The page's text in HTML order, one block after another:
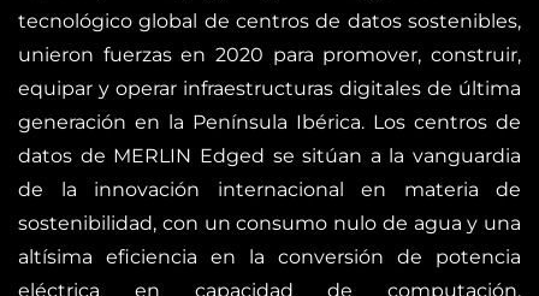
tecnológico global de centros de datos sostenibles,
unieron fuerzas en 2020 para promover, construir,
equipar y operar infraestructuras digitales de última
generación en la Península Ibérica. Los centros de
datos de MERLIN Edged se sitúan a la vanguardia
de la innovación internacional en materia de
sostenibilidad, con un consumo nulo de agua y una
altísima eficiencia en la conversión de potencia
eléctrica en capacidad de computación.